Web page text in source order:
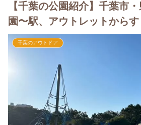
【千葉の公園紹介】千葉市
園〜駅、アウトレットから
千葉のアウトドア